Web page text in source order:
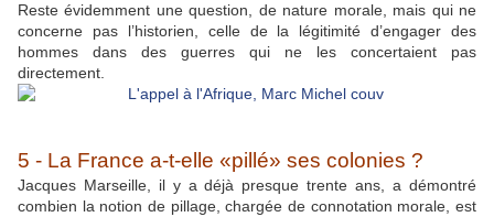
Reste évidemment une question, de nature morale, mais qui ne
concerne pas l’historien, celle de la légitimité d’engager des
hommes dans des guerres qui ne les concertaient pas
directement.
5 - La France a-t-elle «pillé» ses colonies ?
Jacques Marseille, il y a déjà presque trente ans, a démontré
combien la notion de pillage, chargée de connotation morale, est